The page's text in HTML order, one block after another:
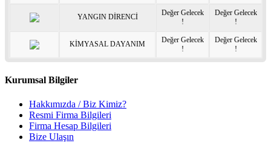
YANGIN DİRENCİ
Değer Gelecek
!
Değer Gelecek
!
KİMYASAL DAYANIM
Değer Gelecek
!
Değer Gelecek
!
Kurumsal Bilgiler
Hakkımızda / Biz Kimiz?
Resmi Firma Bilgileri
Firma Hesap Bilgileri
Bize Ulaşın